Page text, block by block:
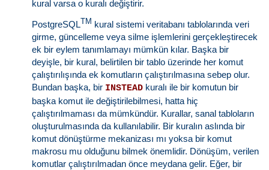
kural varsa o kuralı değiştirir.
PostgreSQL TM kural sistemi veritabanı tablolarında veri
girme, güncelleme veya silme işlemlerini gerçekleştirecek
ek bir eylem tanımlamayı mümkün kılar. Başka bir
deyişle, bir kural, belirtilen bir tablo üzerinde her komut
çalıştırılışında ek komutların çalıştırılmasına sebep olur.
Bundan başka, bir INSTEAD kuralı ile bir komutun bir
başka komut ile değiştirilebilmesi, hatta hiç
çalıştırılmaması da mümkündür. Kurallar, sanal tabloların
oluşturulmasında da kullanılabilir. Bir kuralın aslında bir
komut dönüştürme mekanizası mı yoksa bir komut
makrosu mu olduğunu bilmek önemlidir. Dönüşüm, verilen
komutlar çalıştırılmadan önce meydana gelir. Eğer, bir